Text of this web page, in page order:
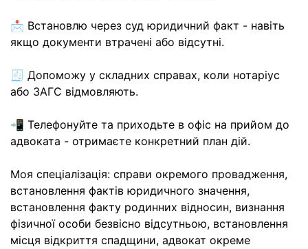
📩 Встановлю через суд юридичний факт - навіть
якщо документи втрачені або відсутні.
🧾 Допоможу у складних справах, коли нотаріус
або ЗАГС відмовляють.
📲 Телефонуйте та приходьте в офіс на прийом до
адвоката - отримаєте конкретний план дій.
Моя спеціалізація: справи окремого провадження,
встановлення фактів юридичного значення,
встановлення факту родинних відносин, визнання
фізичної особи безвісно відсутньою, встановлення
місця відкриття спадщини, адвокат окреме